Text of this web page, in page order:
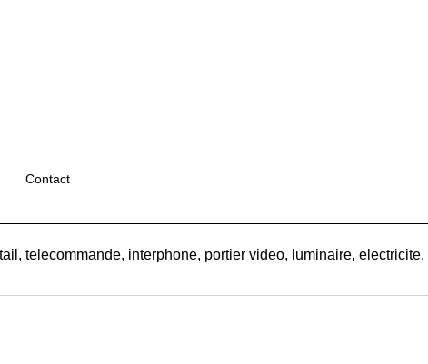
Contact
telecommande, interphone, portier video, luminaire,